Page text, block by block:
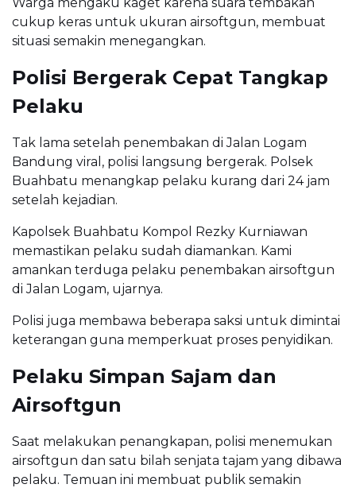
cukup keras untuk ukuran airsoftgun, membuat
situasi semakin menegangkan.
Polisi Bergerak Cepat Tangkap
Pelaku
Tak lama setelah penembakan di Jalan Logam
Bandung viral, polisi langsung bergerak. Polsek
Buahbatu menangkap pelaku kurang dari 24 jam
setelah kejadian.
Kapolsek Buahbatu Kompol Rezky Kurniawan
memastikan pelaku sudah diamankan. Kami
amankan terduga pelaku penembakan airsoftgun
di Jalan Logam, ujarnya.
Polisi juga membawa beberapa saksi untuk dimintai
keterangan guna memperkuat proses penyidikan.
Pelaku Simpan Sajam dan
Airsoftgun
Saat melakukan penangkapan, polisi menemukan
airsoftgun dan satu bilah senjata tajam yang dibawa
pelaku. Temuan ini membuat publik semakin